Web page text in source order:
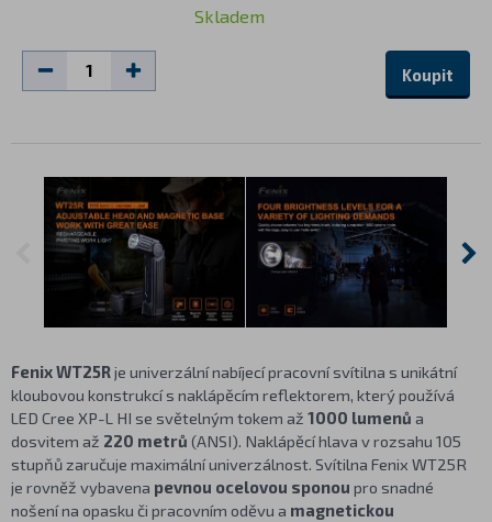
Skladem
Koupit
Fenix WT25Rje univerzální nabíjecí pracovní svítilna s unikátní
kloubovou konstrukcí s naklápěcím reflektorem, který používá
LED Cree XP-L HI se světelným tokem až 1000 lumenů a
dosvitem až 220 metrů (ANSI). Naklápěcí hlava v rozsahu 105
stupňů zaručuje maximální univerzálnost. Svítilna Fenix WT25R
je rovněž vybavena pevnou ocelovou sponou pro snadné
nošení na opasku či pracovním oděvu a magnetickou